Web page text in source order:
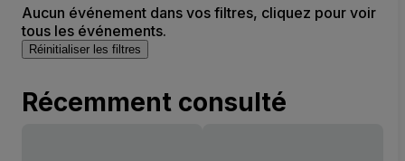
Aucun événement dans vos filtres, cliquez pour voir
tous les événements.
Réinitialiser les filtres
Récemment consulté